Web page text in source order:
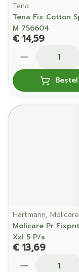
Tena
Tena Fix Cotton
M 756604
€ 14,59
Bestel
Hartmann, Molicare
Molicare Pr
Xxl 5 P/s
€ 13,69